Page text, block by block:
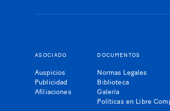
ASOCIADO
Auspicios
Publicidad
Afiliaciones
DOCUMENTOS
Normas Legales
Biblioteca
Galería
Políticas en Libre